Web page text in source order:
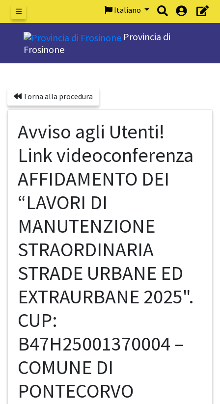
Menu
Italiano
Provincia di
Frosinone
Torna alla procedura
Avviso agli Utenti!
Link videoconferenza
AFFIDAMENTO DEI
“LAVORI DI
MANUTENZIONE
STRAORDINARIA
STRADE URBANE ED
EXTRAURBANE 2025".
CUP:
B47H25001370004 –
COMUNE DI
PONTECORVO